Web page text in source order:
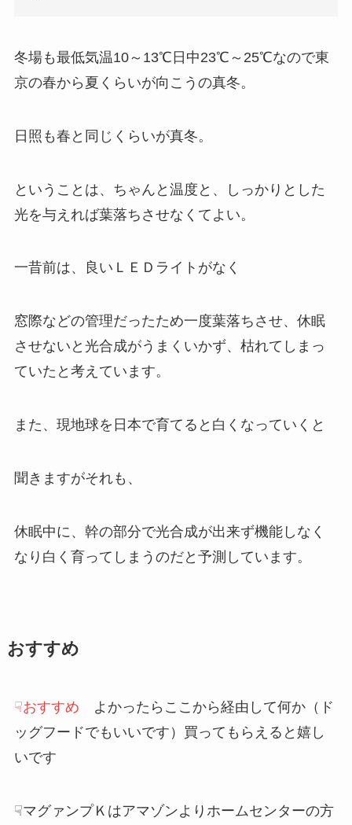
冬場も最低気温10～13℃日中23℃～25℃なので東
京の春から夏くらいが向こうの真冬。
日照も春と同じくらいが真冬。
ということは、ちゃんと温度と、しっかりとした
光を与えれば葉落ちさせなくてよい。
一昔前は、良いＬＥＤライトがなく
窓際などの管理だったため一度葉落ちさせ、休眠
させないと光合成がうまくいかず、枯れてしまっ
ていたと考えています。
また、現地球を日本で育てると白くなっていくと
聞きますがそれも、
休眠中に、幹の部分で光合成が出来ず機能しなく
なり白く育ってしまうのだと予測しています。
おすすめ
☟おすすめ よかったらここから経由して何か（ド
ッグフードでもいいです）買ってもらえると嬉し
いです
☟マグァンプＫはアマゾンよりホームセンターの方